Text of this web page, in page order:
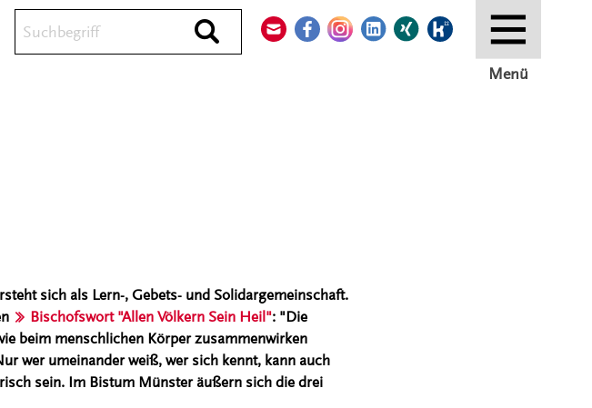
Durchsuchen
Menü
sich als Lern-, Gebets- und Solidargemeinschaft.
Bischofswort "Allen Völkern Sein Heil": "Die
beim menschlichen Körper zusammenwirken
wer umeinander weiß, wer sich kennt, kann auch
sein. Im Bistum Münster äußern sich die drei